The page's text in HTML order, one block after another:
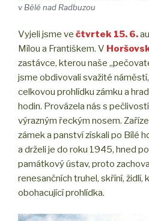
v Bělé nad Radbuzou
Vyjeli jsme ve čtvrtek 15. 6.
Mílou a Františkem. V
zastávce, kterou naše
jsme obdivovali svažité
celkovou prohlídku zámku a
hodin. Provázela nás s
výrazným řeckým nosem.
zámek a panství získali po Bílé
a drželi je do roku 1945, hned
památkový ústav, proto
renesančních truhel, skříní, židlí,
obohacující prohlídka.